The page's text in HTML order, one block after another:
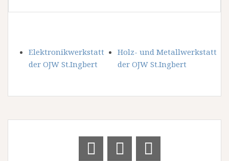
Elektronikwerkstatt
der OJW St.Ingbert
Holz- und Metallwerkstatt
der OJW St.Ingbert